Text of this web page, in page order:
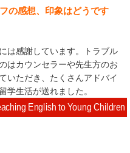
の感想、印象はどうです
は感謝しています。トラブル
はカウンセラーや先生方のお
いただき、たくさんアドバイ
学生活が送れました。
English to Young Children